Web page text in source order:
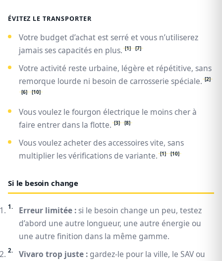
ÉVITEZ LE TRANSPORTER
Votre budget d’achat est serré et vous n’utiliserez
jamais ses capacités en plus. [1] [7]
Votre activité reste urbaine, légère et répétitive, sans
remorque lourde ni besoin de carrosserie spéciale. [2]
[6]
[10]
Vous voulez le fourgon électrique le moins cher à
faire entrer dans la flotte. [3] [8]
Vous voulez acheter des accessoires vite, sans
multiplier les vérifications de variante. [1] [10]
Si le besoin change
Erreur limitée :si le besoin change un peu, testez
d’abord une autre longueur, une autre énergie ou
une autre finition dans la même gamme.
Vivaro trop juste : gardez-le pour la ville, le SAV ou